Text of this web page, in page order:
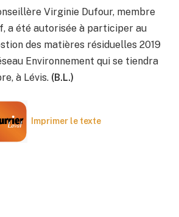
Virginie Dufour, membre
a été autorisée à participer au
des matières résiduelles 2019
Environnement qui se tiendra
à Lévis. (B.L.)
Imprimer le texte